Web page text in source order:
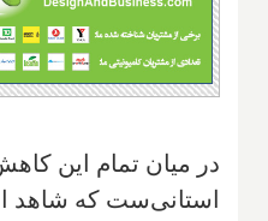
در میان تمام این
استانی‌ست که